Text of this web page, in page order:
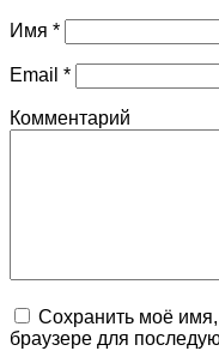
Имя *
Email *
Комментарий
Сохранить моё
браузере для